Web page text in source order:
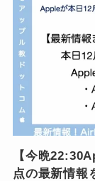
【今晩
点の最新情